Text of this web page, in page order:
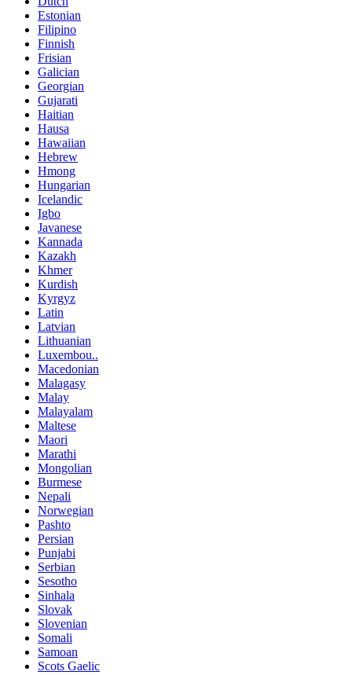
Estonian
Filipino
Finnish
Frisian
Galician
Georgian
Gujarati
Haitian
Hausa
Hawaiian
Hebrew
Hmong
Hungarian
Icelandic
Igbo
Javanese
Kannada
Kazakh
Khmer
Kurdish
Kyrgyz
Latin
Latvian
Lithuanian
Luxembou..
Macedonian
Malagasy
Malay
Malayalam
Maltese
Maori
Marathi
Mongolian
Burmese
Nepali
Norwegian
Pashto
Persian
Punjabi
Serbian
Sesotho
Sinhala
Slovak
Slovenian
Somali
Samoan
Scots Gaelic